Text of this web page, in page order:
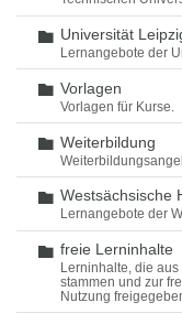
Ordner
Universität
Lernangebote der
Ordner
Vorlagen
Vorlagen für Kurse.
Ordner
Weiterbildung
Ordner
Westsächsische
Lernangebote der
Ordner
freie Lerninhalte
Lerninhalte, die
stammen und zur
Nutzung